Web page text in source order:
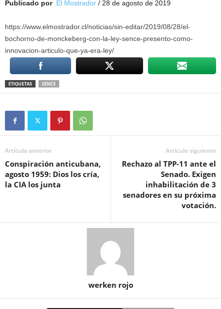
Publicado por El Mostrador / 28 de agosto de 2019
https://www.elmostrador.cl/noticias/sin-editar/2019/08/28/el-
bochorno-de-monckeberg-con-la-ley-sence-presento-como-
innovacion-articulo-que-ya-era-ley/
ETIQUETAS SENCE
Artículo anterior
Conspiración anticubana,
agosto 1959: Dios los cría,
la CIA los junta
Artículo siguiente
Rechazo al TPP-11 ante el
Senado. Exigen
inhabilitación de 3
senadores en su próxima
votación.
werken rojo